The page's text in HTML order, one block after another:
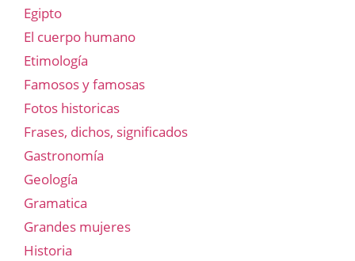
Egipto
El cuerpo humano
Etimología
Famosos y famosas
Fotos historicas
Frases, dichos, significados
Gastronomía
Geología
Gramatica
Grandes mujeres
Historia